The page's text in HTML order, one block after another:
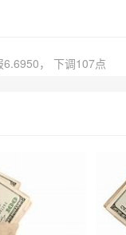
6.6950， 下调107点